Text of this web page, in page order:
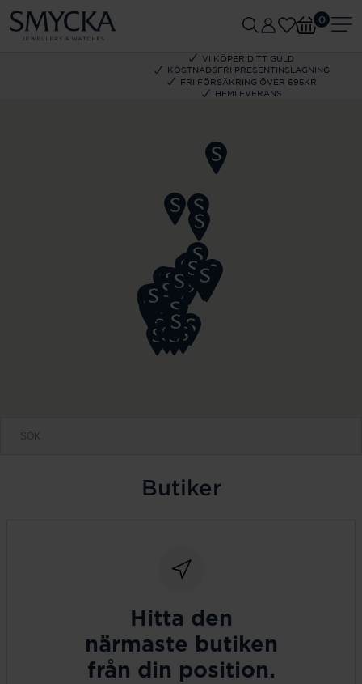
VI KÖPER DITT GULD
KOSTNADSFRI PRESENTINSLAGNING
FRI FÖRSÄKRING ÖVER 695KR
HEMLEVERANS
0
Butiker
Hitta den
närmaste butiken
från din position.